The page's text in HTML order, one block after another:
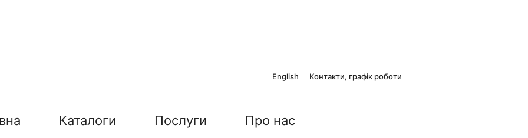
English Контакти, графік роботи
Каталоги Послуги Про нас